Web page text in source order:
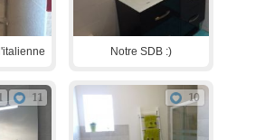
Notre SDB :)
11 10